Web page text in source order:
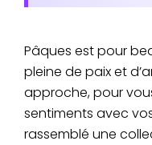
Pâques est pour
pleine de paix et
approche, pour
sentiments avec
rassemblé une